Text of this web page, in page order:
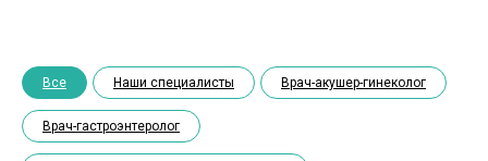
Все Наши специалисты Врач-акушер-гинеколог
Врач-гастроэнтеролог